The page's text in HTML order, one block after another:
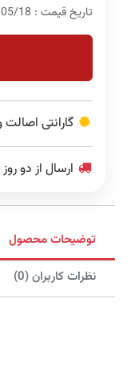
تاریخ قیمت : 1403/05/18
گارانتی اصالت
ارسال از دو
توضیحات محصول
نظرات کاربران (0)